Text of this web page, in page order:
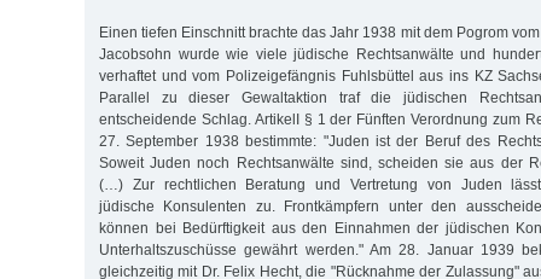
Einen tiefen Einschnitt brachte das Jahr 1938 mit dem Pogrom
Jacobsohn wurde wie viele jüdische Rechtsanwälte und
verhaftet und vom Polizeigefängnis Fuhlsbüttel aus ins KZ
Parallel zu dieser Gewaltaktion traf die jüdischen
entscheidende Schlag. ArtikelI § 1 der Fünften Verordnung zum
27. September 1938 bestimmte: "Juden ist der Beruf des
Soweit Juden noch Rechtsanwälte sind, scheiden sie aus der
(…) Zur rechtlichen Beratung und Vertretung von Juden
jüdische Konsulenten zu. Frontkämpfern unter den
können bei Bedürftigkeit aus den Einnahmen der jüdischen
Unterhaltszuschüsse gewährt werden." Am 28. Januar 1939
gleichzeitig mit Dr. Felix Hecht, die "Rücknahme der Zulassung"